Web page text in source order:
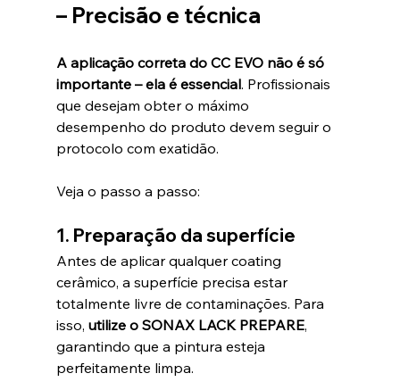
– Precisão e técnica
A aplicação correta do CC EVO não é só
importante – ela é essencial. Profissionais
que desejam obter o máximo
desempenho do produto devem seguir o
protocolo com exatidão.
Veja o passo a passo:
1. Preparação da superfície
Antes de aplicar qualquer coating
cerâmico, a superfície precisa estar
totalmente livre de contaminações. Para
isso, utilize o SONAX LACK PREPARE,
garantindo que a pintura esteja
perfeitamente limpa.